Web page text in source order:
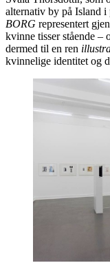
alternativ by på Island i
BORG representert
kvinne tisser stående –
dermed til en ren
kvinnelige identitet og